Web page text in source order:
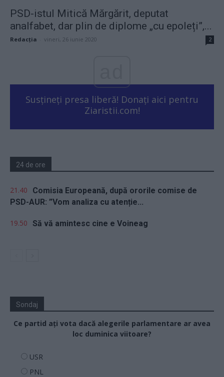
PSD-istul Mitică Mărgărit, deputat
analfabet, dar plin de diplome „cu epoleți”,...
Redacţia vineri, 26 iunie 2020 2
Susțineți presa liberă! Donați aici pentru
Ziaristii.com!
24 de ore
21.40
Comisia Europeană, după ororile comise de
PSD-AUR: ”Vom analiza cu atenție...
19.50 Să vă amintesc cine e Voineag
Sondaj
Ce partid ați vota dacă alegerile parlamentare ar avea
loc duminica viitoare?
USR
PNL